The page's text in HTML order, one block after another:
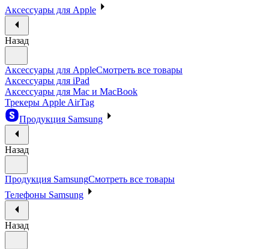
Аксессуары для Apple
Назад
Аксессуары для AppleСмотреть все товары
Аксессуары для iPad
Аксессуары для Mac и MacBook
Трекеры Apple AirTag
Продукция Samsung
Назад
Продукция SamsungСмотреть все товары
Телефоны Samsung
Назад